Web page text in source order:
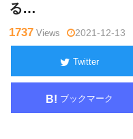
る…
1737 Views 2021-12-13
Twitter
B! ブックマーク